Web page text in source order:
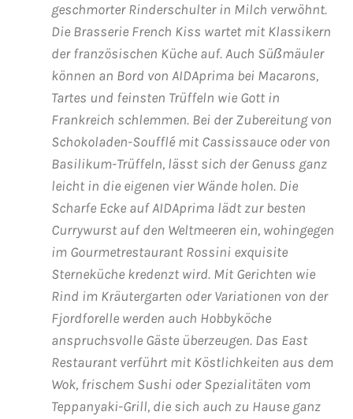
Mein Schiff Nordamerika
Mein Schiff Transreisen
Mein Schiff Asien
Mittelmeer-Kreuzfahrt
Kanaren-Kreuzfahrt
Karibik-Kreuzfahrt
Ostsee-Kreuzfahrt
Westeuropa-Kreuzfahrt
Norwegen-Kreuzfahrt
geschmorter Rinderschulter in Milch verwöhnt.
Die Brasserie French Kiss wartet mit Klassikern
der französischen Küche auf. Auch Süßmäuler
können an Bord von AIDAprima bei Macarons,
Tartes und feinsten Trüffeln wie Gott in
Frankreich schlemmen. Bei der Zubereitung von
Schokoladen-Soufflé mit Cassissauce oder von
Basilikum-Trüffeln, lässt sich der Genuss ganz
leicht in die eigenen vier Wände holen. Die
Scharfe Ecke auf AIDAprima lädt zur besten
Currywurst auf den Weltmeeren ein, wohingegen
im Gourmetrestaurant Rossini exquisite
Sterneküche kredenzt wird. Mit Gerichten wie
Rind im Kräutergarten oder Variationen von der
Fjordforelle werden auch Hobbyköche
anspruchsvolle Gäste überzeugen. Das East
Restaurant verführt mit Köstlichkeiten aus dem
Wok, frischem Sushi oder Spezialitäten vom
Teppanyaki-Grill, die sich auch zu Hause ganz